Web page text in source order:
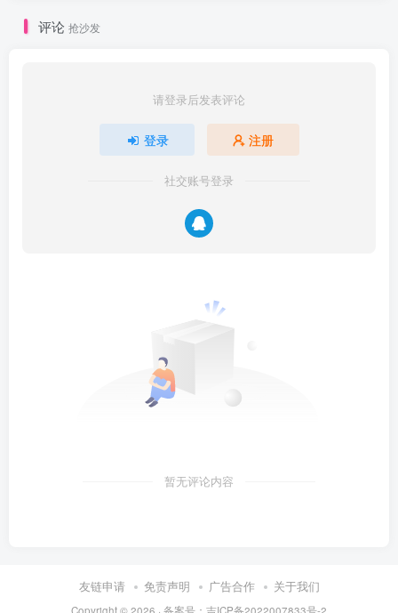
评论 抢沙发
请登录后发表评论
登录 注册
社交账号登录
暂无评论内容
友链申请 免责声明 广告合作 关于我们